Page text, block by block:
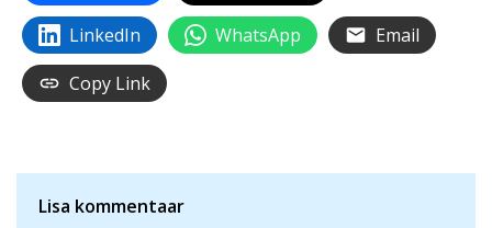
LinkedIn
WhatsApp
Email
Copy Link
Lisa kommentaar